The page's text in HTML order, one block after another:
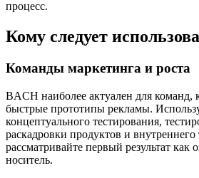
процесс.
Кому следует
Команды маркетинга и роста
BACH наиболее актуален для
быстрые прототипы рекламы.
концептуального тестирования,
раскадровки продуктов и внутреннего
рассматривайте первый результат как
носитель.